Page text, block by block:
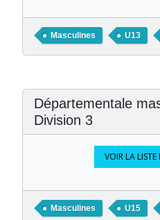
Masculines U13
Départementale
Division 3
VOIR LA LISTE
Masculines U15